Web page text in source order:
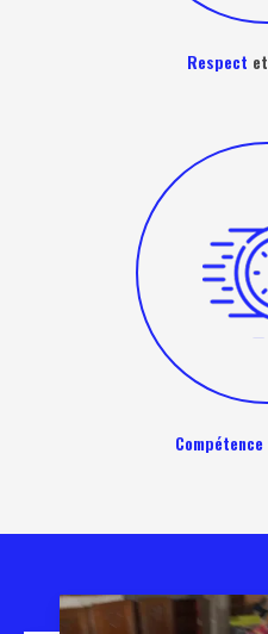
Respect et
Compétence